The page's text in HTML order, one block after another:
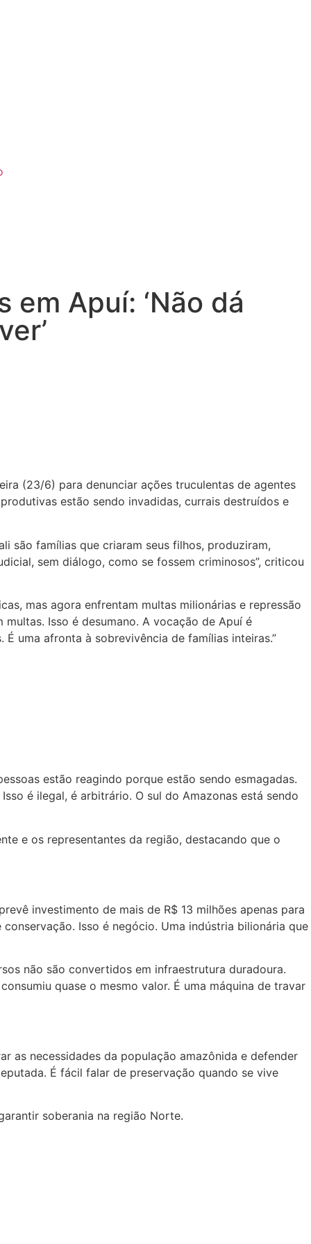
Apuí: ‘Não dá
(23/6) para denunciar ações truculentas de agentes
estão sendo invadidas, currais destruídos e
são famílias que criaram seus filhos, produziram,
sem diálogo, como se fossem criminosos”, criticou
mas agora enfrentam multas milionárias e repressão
Isso é desumano. A vocação de Apuí é
uma afronta à sobrevivência de famílias inteiras.”
estão reagindo porque estão sendo esmagadas.
é ilegal, é arbitrário. O sul do Amazonas está sendo
e os representantes da região, destacando que o
investimento de mais de R$ 13 milhões apenas para
Isso é negócio. Uma indústria bilionária que
não são convertidos em infraestrutura duradoura.
quase o mesmo valor. É uma máquina de travar
as necessidades da população amazônida e defender
É fácil falar de preservação quando se vive
soberania na região Norte.